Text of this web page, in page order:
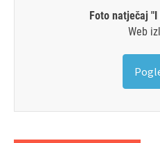
Foto natječaj
Web